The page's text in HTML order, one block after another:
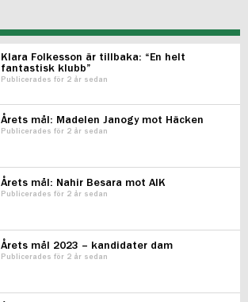
Klara Folkesson är tillbaka: “En helt
fantastisk klubb”
Publicerades för 2 år sedan
Årets mål: Madelen Janogy mot Häcken
Publicerades för 2 år sedan
Årets mål: Nahir Besara mot AIK
Publicerades för 2 år sedan
Årets mål 2023 – kandidater dam
Publicerades för 2 år sedan